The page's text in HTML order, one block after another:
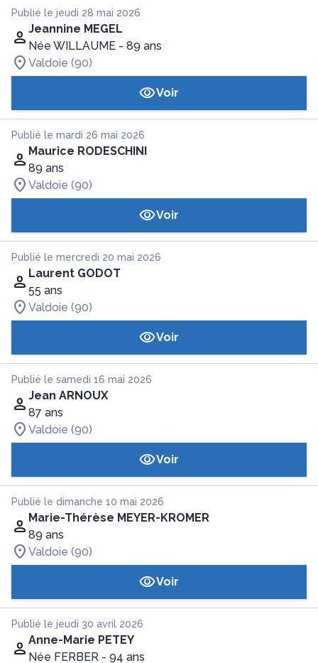
Publié le jeudi 28 mai 2026
Jeannine MEGEL
Née WILLAUME - 89 ans
Valdoie (90)
Voir
Publié le mardi 26 mai 2026
Maurice RODESCHINI
89 ans
Valdoie (90)
Voir
Publié le mercredi 20 mai 2026
Laurent GODOT
55 ans
Valdoie (90)
Voir
Publié le samedi 16 mai 2026
Jean ARNOUX
87 ans
Valdoie (90)
Voir
Publié le dimanche 10 mai 2026
Marie-Thérèse MEYER-KROMER
89 ans
Valdoie (90)
Voir
Publié le jeudi 30 avril 2026
Anne-Marie PETEY
Née FERBER - 94 ans